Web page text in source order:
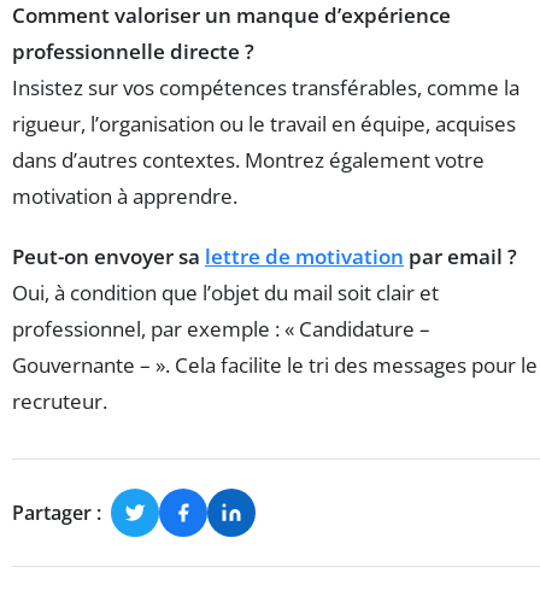
Comment valoriser un manque d’expérience
professionnelle directe ?
Insistez sur vos compétences transférables, comme la
rigueur, l’organisation ou le travail en équipe, acquises
dans d’autres contextes. Montrez également votre
motivation à apprendre.
Peut-on envoyer sa lettre de motivation par email ?
Oui, à condition que l’objet du mail soit clair et
professionnel, par exemple : « Candidature –
Gouvernante – ». Cela facilite le tri des messages pour le
recruteur.
Partager :